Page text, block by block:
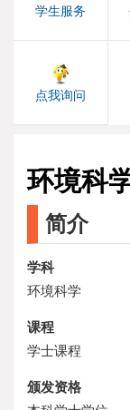
学生服务
点我询问
环境科
简介
学科
环境科学
课程
学士课程
颁发资格